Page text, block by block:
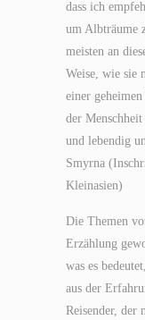
dass ich
um Albträume
meisten an
Weise, wie sie
einer
der
und lebendig
Smyrna
Kleinasien)
Die Themen
Erzählung
was es
aus der
Reisender, der